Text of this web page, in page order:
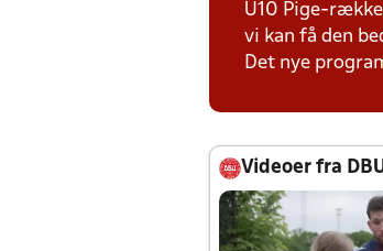
U10 Pige-
vi kan få den
Det nye
Videoer fra